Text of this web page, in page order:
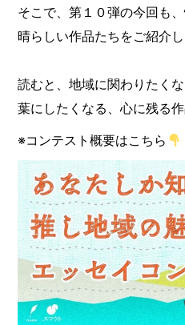
そこで、第１０弾の今回も
晴らしい作品たちをご紹介し
読むと、地域に関わりたく
葉にしたくなる、心に残る
※コンテスト概要はこちら